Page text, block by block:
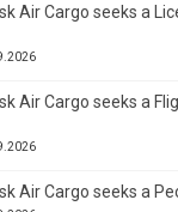
Air Cargo seeks a
Air Cargo seeks a
Air Cargo seeks a